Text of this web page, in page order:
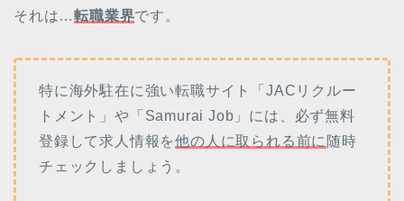
それは…転職業界です。
特に海外駐在に強い転職サイト「JACリクルー
トメント」や「Samurai Job」には、必ず無料
登録して求人情報を他の人に取られる前に 随時
チェックしましょう。